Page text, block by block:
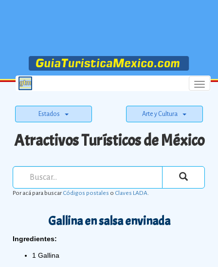
Menu
Estados Arte y Cultura
Atractivos Turísticos de México
Por acá para buscarCódigos postales o Claves LADA.
Gallina en salsa envinada
Ingredientes:
1 Gallina